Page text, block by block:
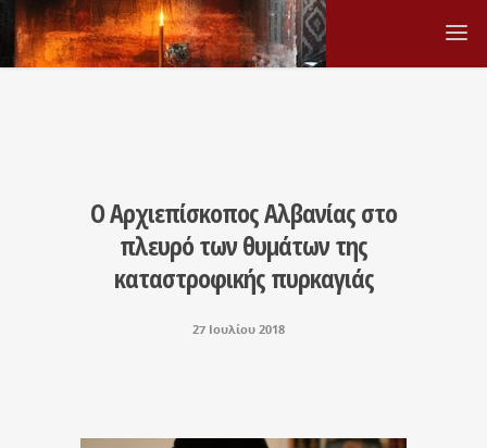
Ο Αρχιεπίσκοπος Αλβανίας στο
πλευρό των θυμάτων της
καταστροφικής πυρκαγιάς
27 Ιουλίου 2018